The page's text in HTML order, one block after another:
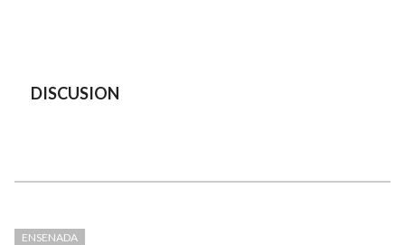
DISCUSION
ENSENADA